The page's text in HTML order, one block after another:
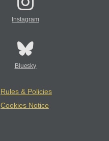
Instagram
Bluesky
Rules & Policies
Cookies Notice